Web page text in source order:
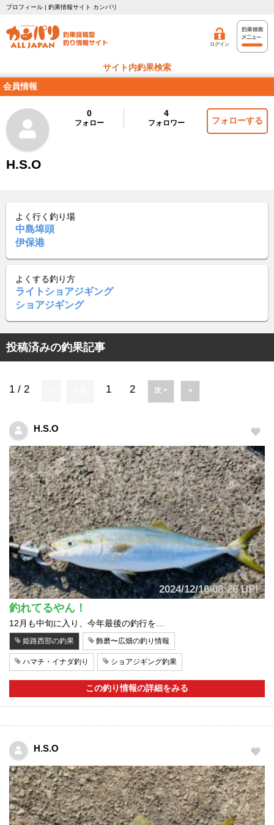
プロフィール | 釣果情報サイト カンパリ
ログイン
サイト内釣果検索
会員情報
0
フォロー
4
フォロワー フォローする
H.S.O
よく行く釣り場
中島埠頭
伊保港
よくする釣り方
ライトショアジギング
ショアジギング
投稿済みの釣果記事
1 / 2 1 2 次 > »
H.S.O
2024/12/16 08:26 UP!
釣れてるやん！
12月も中旬に入り、今年最後の釣行を…
姫路西部の釣果 飾磨〜広畑の釣り情報
ハマチ・イナダ釣り ショアジギング釣果
この釣り情報の詳細をみる
H.S.O